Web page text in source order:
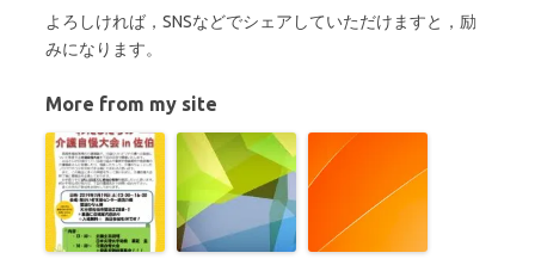
よろしければ，SNSなどでシェアしていただけますと，励
みになります。
More from my site